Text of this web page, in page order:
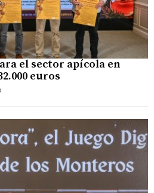
el sector apícola en
euros